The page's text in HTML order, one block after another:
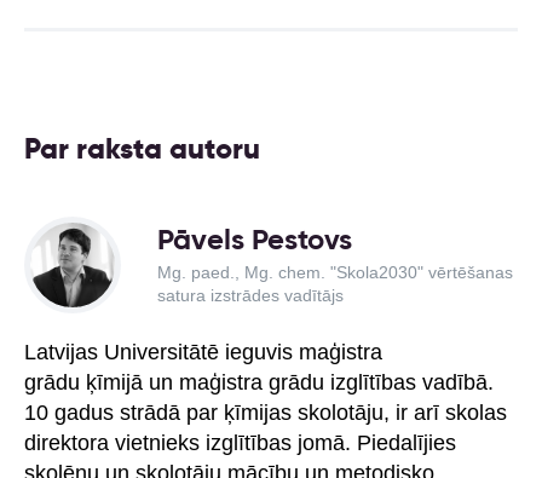
Par raksta autoru
Pāvels Pestovs
Mg. paed., Mg. chem. "Skola2030" vērtēšanas
satura izstrādes vadītājs
Latvijas Universitātē ieguvis maģistra
grādu ķīmijā un maģistra grādu izglītības vadībā.
10 gadus strādā par ķīmijas skolotāju, ir arī skolas
direktora vietnieks izglītības jomā. Piedalījies